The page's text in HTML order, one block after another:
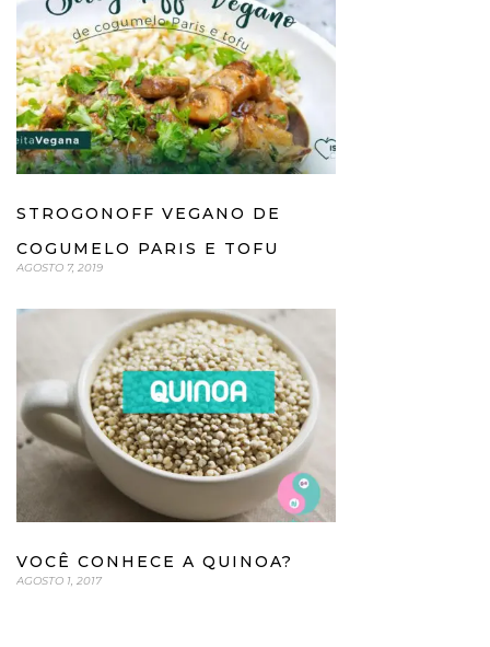
STROGONOFF VEGANO DE
COGUMELO PARIS E TOFU
AGOSTO 7, 2019
VOCÊ CONHECE A QUINOA?
AGOSTO 1, 2017